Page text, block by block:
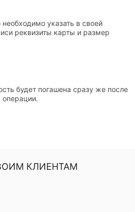
необходимо указать в своей
реквизиты карты и размер
будет погашена сразу же после
операции.
КЛИЕНТАМ